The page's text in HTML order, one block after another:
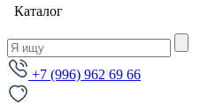
Каталог
+7 (996) 962 69 66